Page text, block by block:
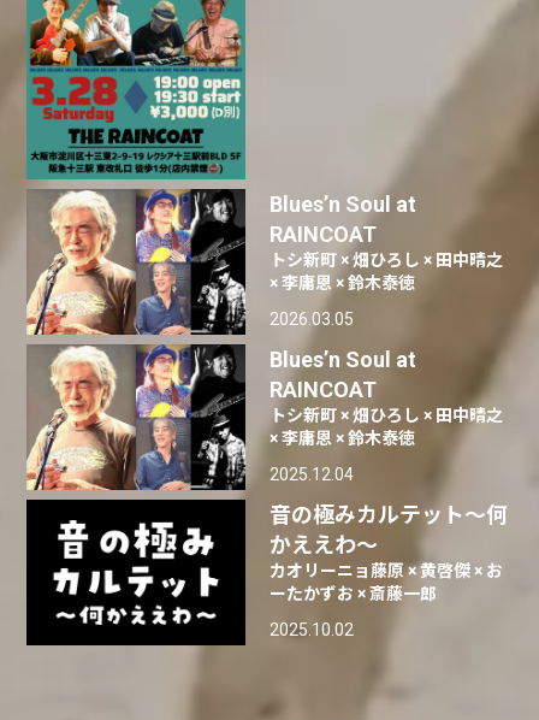
Blues’n Soul at
RAINCOAT
トシ新町 × 畑ひろし × 田中晴之
× 李庸恩 × 鈴木泰徳
2026.03.05
Blues’n Soul at
RAINCOAT
トシ新町 × 畑ひろし × 田中晴之
× 李庸恩 × 鈴木泰徳
2025.12.04
音の極みカルテット～何
かええわ～
カオリーニョ藤原 × 黄啓傑 × お
ーたかずお × 斎藤一郎
2025.10.02